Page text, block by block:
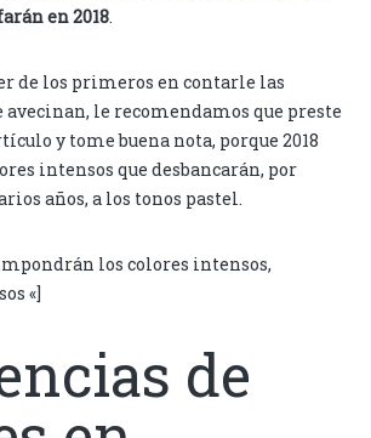
en 2018.
de los primeros en contarle las
avecinan, le recomendamos que preste
y tome buena nota, porque 2018
intensos que desbancarán, por
años, a los tonos pastel.
los colores intensos,
«]
de